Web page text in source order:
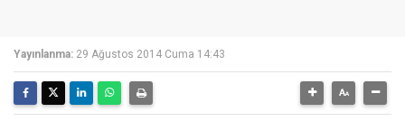
Yayınlanma: 29 Ağustos 2014 Cuma 14:43